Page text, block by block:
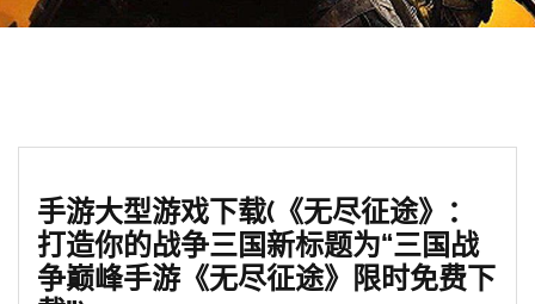
手游大型游戏下载(《无尽征途》：
打造你的战争三国新标题为“三国战
争巅峰手游《无尽征途》限时免费下